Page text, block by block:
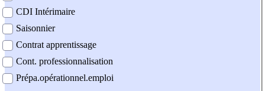
CDI Intérimaire
Saisonnier
Contrat apprentissage
Cont. professionnalisation
Prépa.opérationnel.emploi